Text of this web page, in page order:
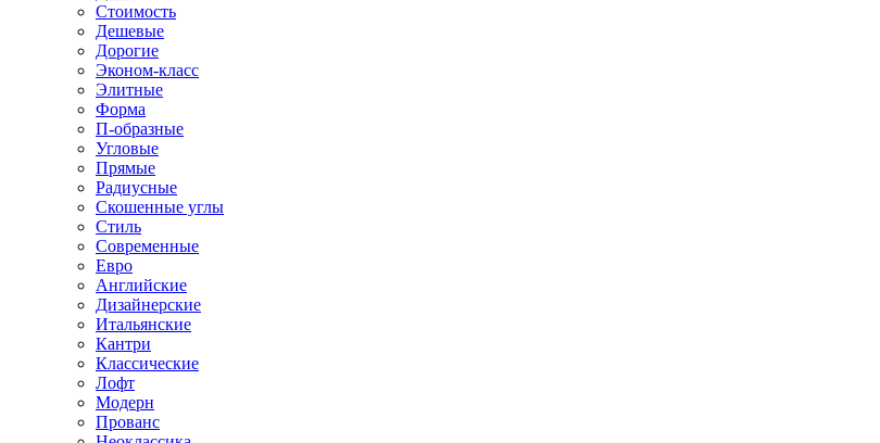
Стоимость
Дешевые
Дорогие
Эконом-класс
Элитные
Форма
П-образные
Угловые
Прямые
Радиусные
Скошенные углы
Стиль
Современные
Евро
Английские
Дизайнерские
Итальянские
Кантри
Классические
Лофт
Модерн
Прованс